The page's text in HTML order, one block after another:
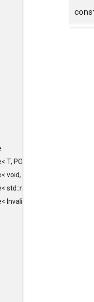
POLICY, true >
void, POLICY, true >
std::nullptr_t, POLICY, true >
InvalidType, POLICY, true >